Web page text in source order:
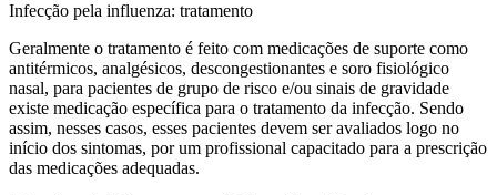
Infecção pela influenza: tratamento
Geralmente o tratamento é feito com medicações de suporte como
antitérmicos, analgésicos, descongestionantes e soro fisiológico
nasal, para pacientes de grupo de risco e/ou sinais de gravidade
existe medicação específica para o tratamento da infecção. Sendo
assim, nesses casos, esses pacientes devem ser avaliados logo no
início dos sintomas, por um profissional capacitado para a prescrição
das medicações adequadas.